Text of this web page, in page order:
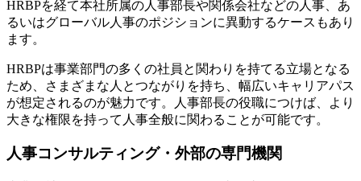
HRBPを経て本社所属の人事部長や関係会社などの人事、あ
るいはグローバル人事のポジションに異動するケースもあり
ます。
HRBPは事業部門の多くの社員と関わりを持てる立場となる
ため、さまざまな人とつながりを持ち、幅広いキャリアパス
が想定されるのが魅力です。人事部長の役職につけば、より
大きな権限を持って人事全般に関わることが可能です。
人事コンサルティング・外部の専門機関